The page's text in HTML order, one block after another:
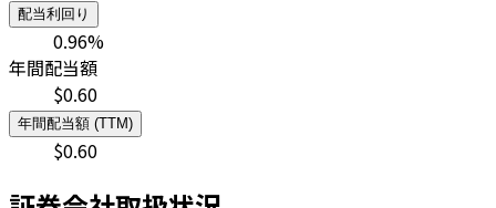
配当利回り
0.96%
年間配当額
$0.60
年間配当額 (TTM)
$0.60